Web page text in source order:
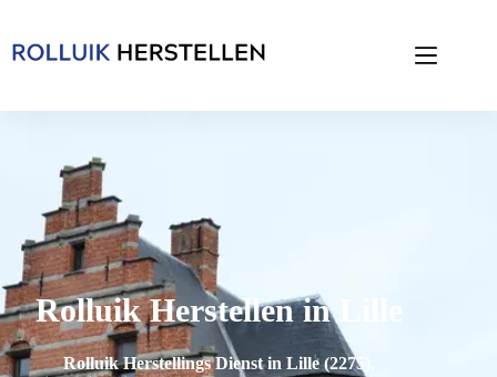
Rolluik Herstellen in Lille
Rolluik Herstellings Dienst in Lille (2275),